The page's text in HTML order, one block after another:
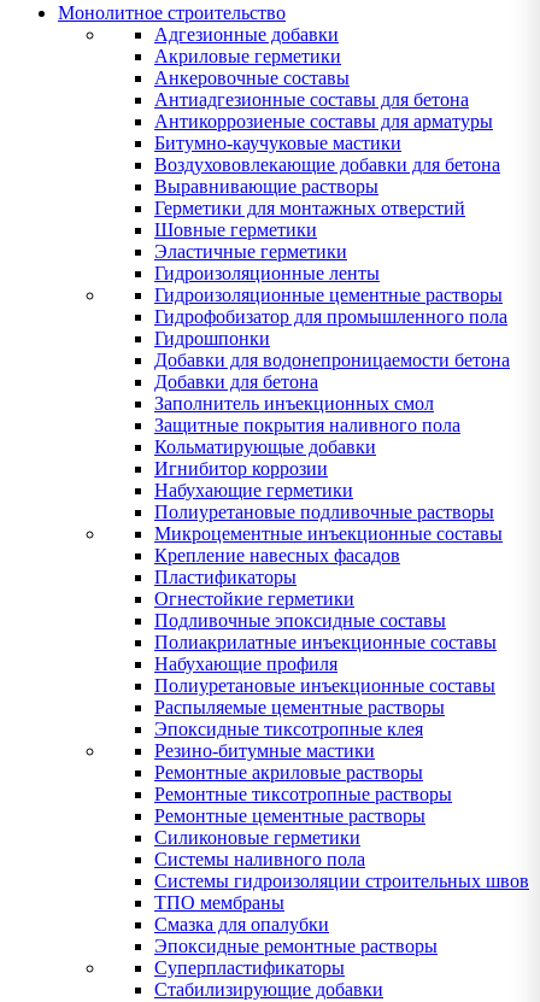
Монолитное строительство
Адгезионные добавки
Акриловые герметики
Анкеровочные составы
Антиадгезионные составы для бетона
Антикоррозиеные составы для арматуры
Битумно-каучуковые мастики
Воздухововлекающие добавки для бетона
Выравнивающие растворы
Герметики для монтажных отверстий
Шовные герметики
Эластичные герметики
Гидроизоляционные ленты
Гидроизоляционные цементные растворы
Гидрофобизатор для промышленного пола
Гидрошпонки
Добавки для водонепроницаемости бетона
Добавки для бетона
Заполнитель инъекционных смол
Защитные покрытия наливного пола
Кольматирующые добавки
Игнибитор коррозии
Набухающие герметики
Полиуретановые подливочные растворы
Микроцементные инъекционные составы
Крепление навесных фасадов
Пластификаторы
Огнестойкие герметики
Подливочные эпоксидные составы
Полиакрилатные инъекционные составы
Набухающие профиля
Полиуретановые инъекционные составы
Распыляемые цементные растворы
Эпоксидные тиксотропные клея
Резино-битумные мастики
Ремонтные акриловые растворы
Ремонтные тиксотропные растворы
Ремонтные цементные растворы
Силиконовые герметики
Системы наливного пола
Системы гидроизоляции строительных швов
ТПО мембраны
Смазка для опалубки
Эпоксидные ремонтные растворы
Суперпластификаторы
Стабилизирующие добавки